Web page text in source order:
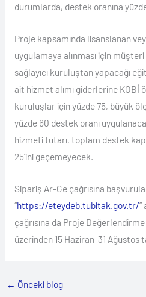
durumlarda, destek oranına
Proje kapsamında lisanslanan
uygulamaya alınması için
sağlayıcı kuruluştan yapacağı
ait hizmet alımı giderlerine
kuruluşlar için yüzde 75, büyük
yüzde 60 destek oranı
hizmeti tutarı, toplam destek
25’ini geçemeyecek.
Sipariş Ar-Ge çağrısına
“https://eteydeb.tubitak.gov.tr/”
çağrısına da Proje
üzerinden 15 Haziran-31 Ağustos
← Önceki blog